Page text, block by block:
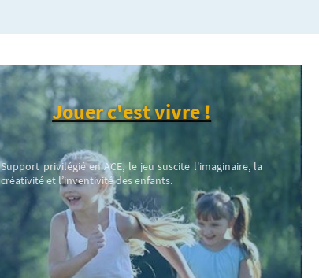
Jouer c'est vivre !
Support privilégié en ACE, le jeu suscite l'imaginaire, la
créativité et l’inventivité des enfants.